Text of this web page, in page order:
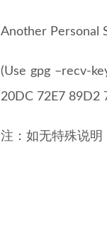
Another Personal
(Use gpg –recv-
20DC 72E7 89D2
注：如无特殊说明